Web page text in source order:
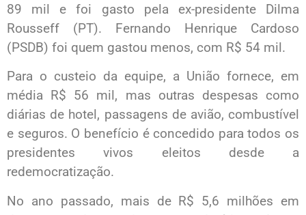
89 mil e foi gasto pela ex-presidente Dilma
Rousseff (PT). Fernando Henrique Cardoso
(PSDB) foi quem gastou menos, com R$ 54 mil.
Para o custeio da equipe, a União fornece, em
média R$ 56 mil, mas outras despesas como
diárias de hotel, passagens de avião, combustível
e seguros. O benefício é concedido para todos os
presidentes vivos eleitos desde a
redemocratização.
No ano passado, mais de R$ 5,6 milhões em